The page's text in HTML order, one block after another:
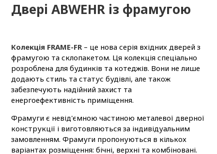
Двері ABWEHR із фрамугою
Колекція FRAME-FR– це нова серія вхідних дверей з
фрамугою та склопакетом. Ця колекція спеціально
розроблена для будинків та котеджів. Вони не лише
додають стиль та статус будівлі, але також
забезпечують надійний захист та
енергоефективність приміщення.
Фрамуги є невід'ємною частиною металевої дверної
конструкції і виготовляються за індивідуальним
замовленням. Фрамуги пропонуються в кількох
варіантах розміщення: бічні, верхні та комбіновані.